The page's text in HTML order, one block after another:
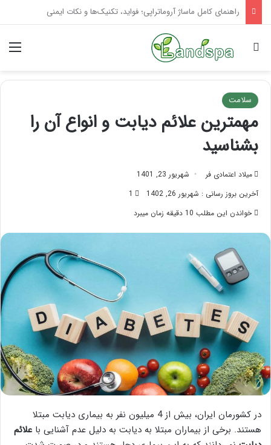
تاثیر ماساژ بر افسردگی؛ با ماساژ درمانی افسردگی را درمان کنید!
جستجو برای
سلامت
مهمترین علائم دیابت و انواع آن را
بشناسید
میلاد اعتمادی فر
شهریور 23, 1401
آخرین بروز رسانی : شهریور 26, 1402
1
خواندن این مطلب 10 دقیقه زمان میبرد
در کشورمان ایران، بیش از 4 میلیون نفر به بیماری دیابت مبتلا
هستند. برخی از بیماران مبتلا به دیابت به دلیل عدم آشنایی با علائم